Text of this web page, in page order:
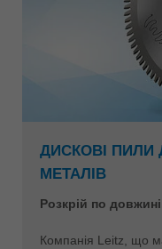
ДИСКОВІ
МЕТАЛІВ
Розкрій по
Компанія Leitz, що